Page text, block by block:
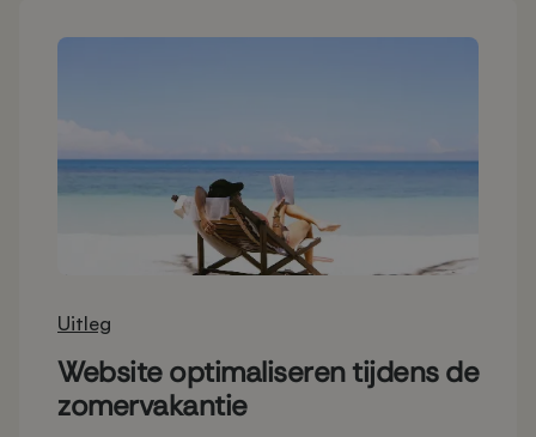
Uitleg
Website optimaliseren tijdens de
zomervakantie